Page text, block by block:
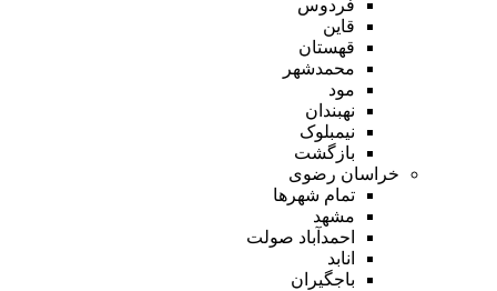
فردوس
قاین
قهستان
محمدشهر
مود
نهبندان
نیمبلوک
بازگشت
خراسان رضوی
تمام شهر‌ها
مشهد
احمدآباد صولت
انابد
باجگیران